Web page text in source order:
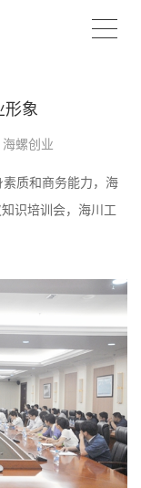
形象
海螺创业
质和商务能力，海
识培训会，海川工